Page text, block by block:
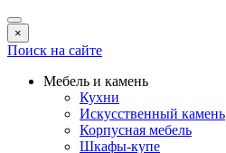
×
Поиск на сайте
Мебель и камень
Кухни
Искусственный камень
Корпусная мебель
Шкафы-купе